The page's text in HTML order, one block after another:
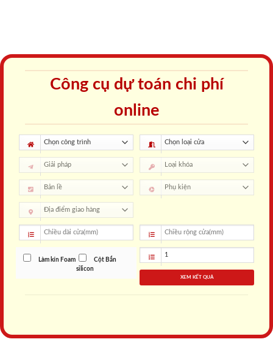
Công cụ dự toán chi phí
online
Làm kín Foam
Cột Bắn
silicon
XEM KẾT QUẢ